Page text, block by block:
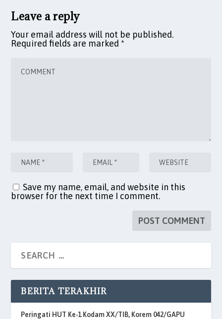
Leave a reply
Your email address will not be published.
Required fields are marked *
Save my name, email, and website in this
browser for the next time I comment.
BERITA TERAKHIR
Peringati HUT Ke-1 Kodam XX/TIB, Korem 042/GAPU